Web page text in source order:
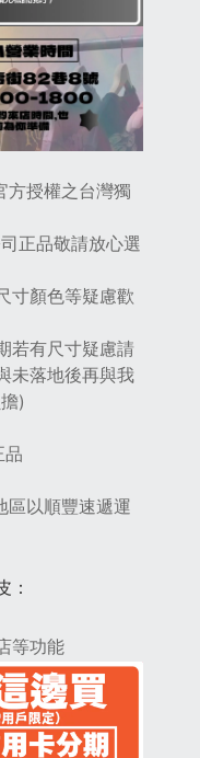
方授權之台灣獨
正品敬請放心選
寸顏色等疑慮歡
若有尺寸疑慮請
未落地後再與我
)
品
區以順豐速遞運
：
等功能